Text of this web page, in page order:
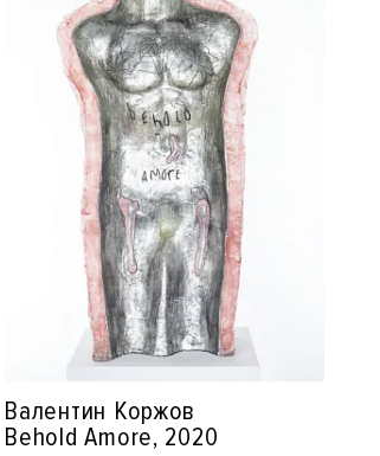
Валентин Коржов
Behold Amore, 2020